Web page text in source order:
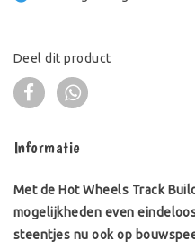
Deel dit product
Informatie
Met de Hot Wheels Track
mogelijkheden even
steentjes nu ook op